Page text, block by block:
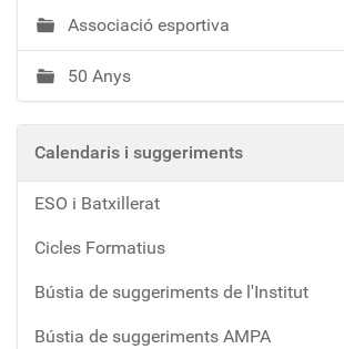
Associació esportiva
50 Anys
Calendaris i suggeriments
ESO i Batxillerat
Cicles Formatius
Bústia de suggeriments de l'Institut
Bústia de suggeriments AMPA